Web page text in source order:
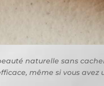
naturelle sans
même si vous avez